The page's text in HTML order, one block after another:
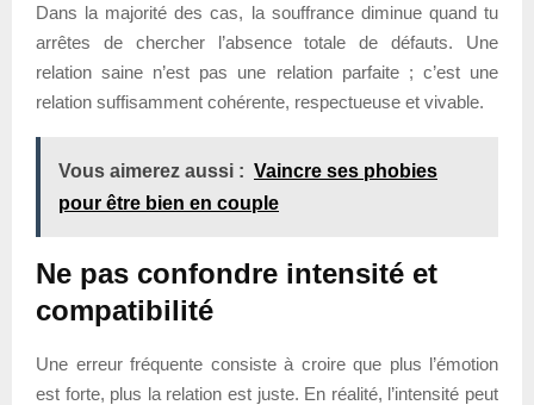
Dans la majorité des cas, la souffrance diminue quand tu
arrêtes de chercher l’absence totale de défauts. Une
relation saine n’est pas une relation parfaite ; c’est une
relation suffisamment cohérente, respectueuse et vivable.
Vous aimerez aussi : Vaincre ses phobies
pour être bien en couple
Ne pas confondre intensité et
compatibilité
Une erreur fréquente consiste à croire que plus l’émotion
est forte, plus la relation est juste. En réalité, l’intensité peut